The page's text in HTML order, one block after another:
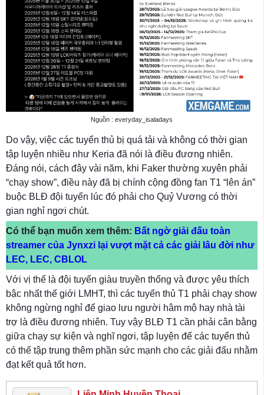
Nguồn : everyday_isaladays
Do vậy, việc các tuyển thủ bị quá tải và không có thời gian
tập luyện nhiều như Keria đã nói là điều đương nhiên.
Đáng nói, cách đây vài năm, khi Faker thường xuyên phải
“chạy show”, điều này đã bị chính cộng đồng fan T1 “lên án”
buộc BLĐ đội tuyển lúc đó phải cho Quỷ Vương có thời
gian nghỉ ngơi chút.
Có thể bạn muốn xem thêm: Bất ngờ giải đấu toàn
streamer của Jynxzi lại vượt mặt cả các giải lâu đời như
LEC, LEC, CBLOL
Với vị thế là đội tuyển giàu truyền thống và được yêu thích
bậc nhất thế giới LMHT, thì các tuyển thủ T1 phải chạy show
không ngừng nghỉ để giao lưu người hâm mộ hay nhà tài
trợ là điều đương nhiên. Tuy vậy BLĐ T1 cần phải cân bằng
giữa chạy sự kiện và nghĩ ngơi, tập luyện để các tuyển thủ
có thể tập trung thêm phần sức mạnh cho các giải đấu nhằm
đạt kết quả tốt hơn.